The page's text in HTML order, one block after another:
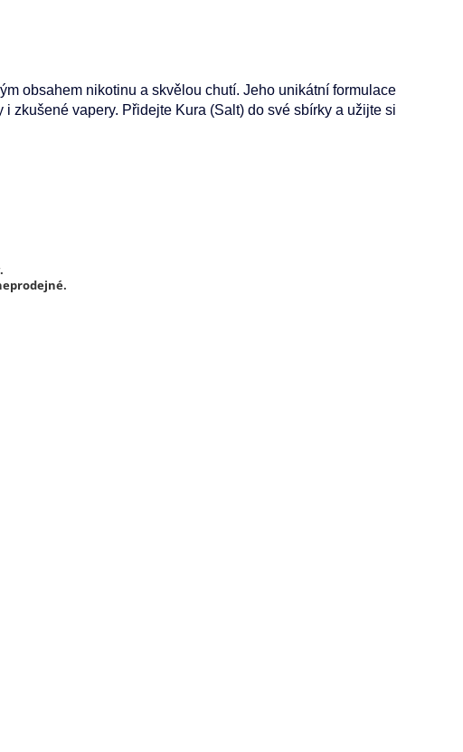
obsahem nikotinu a skvělou chutí. Jeho unikátní formulace
zkušené vapery. Přidejte Kura (Salt) do své sbírky a užijte si